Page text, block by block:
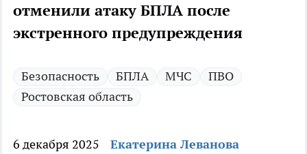
отменили атаку БПЛА после
экстренного предупреждения
Безопасность БПЛА МЧС
ПВО
Ростовская область
6 декабря 2025
Екатерина Леванова